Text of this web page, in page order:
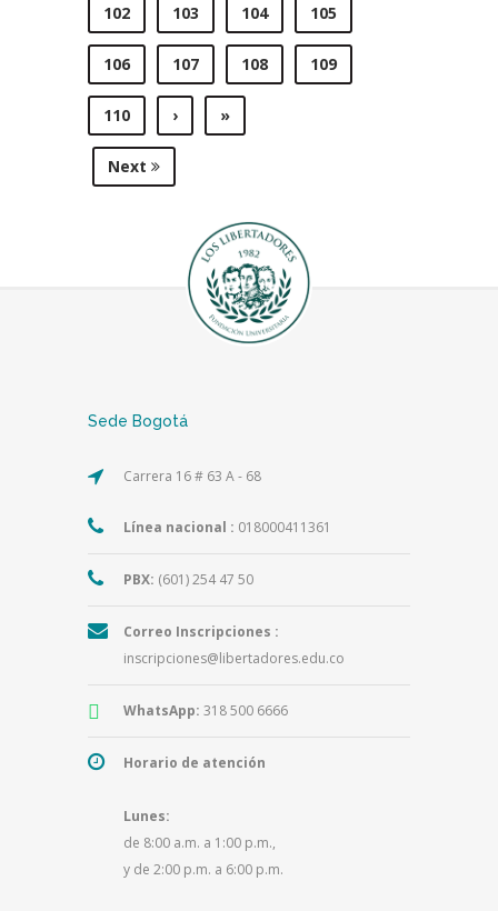
102 103 104 105
106 107 108 109
110 › »
Next
Sede Bogotá
Carrera 16 # 63 A - 68
Línea nacional : 018000411361
PBX: (601) 254 47 50
Correo Inscripciones :
inscripciones@libertadores.edu.co
WhatsApp: 318 500 6666
Horario de atención
Lunes:
de 8:00 a.m. a 1:00 p.m.,
y de 2:00 p.m. a 6:00 p.m.